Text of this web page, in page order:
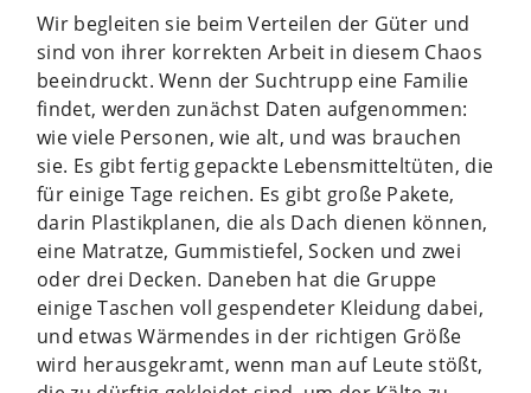
Wir begleiten sie beim Verteilen der Güter und
sind von ihrer korrekten Arbeit in diesem Chaos
beeindruckt. Wenn der Suchtrupp eine Familie
findet, werden zunächst Daten aufgenommen:
wie viele Personen, wie alt, und was brauchen
sie. Es gibt fertig gepackte Lebensmitteltüten, die
für einige Tage reichen. Es gibt große Pakete,
darin Plastikplanen, die als Dach dienen können,
eine Matratze, Gummistiefel, Socken und zwei
oder drei Decken. Daneben hat die Gruppe
einige Taschen voll gespendeter Kleidung dabei,
und etwas Wärmendes in der richtigen Größe
wird herausgekramt, wenn man auf Leute stößt,